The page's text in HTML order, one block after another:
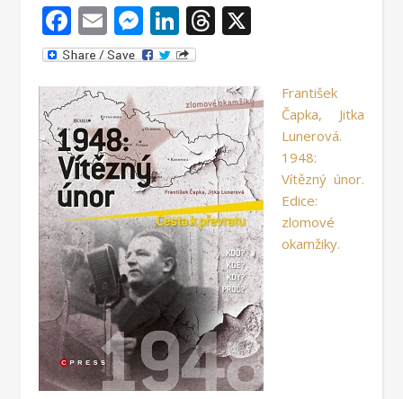
Facebook
EmailMessenger
LinkedIn
Threads
František
Čapka, Jitka
Lunerová.
1948:
Vítězný únor.
Edice:
zlomové
okamžiky.